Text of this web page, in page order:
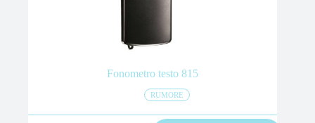
Fonometro testo 815
RUMORE